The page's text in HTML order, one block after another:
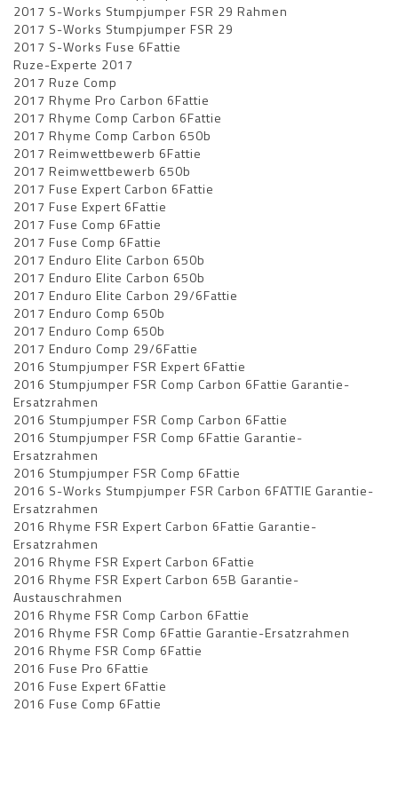
2017 S-Works Stumpjumper FSR 29 Rahmen
2017 S-Works Stumpjumper FSR 29
2017 S-Works Fuse 6Fattie
Ruze-Experte 2017
2017 Ruze Comp
2017 Rhyme Pro Carbon 6Fattie
2017 Rhyme Comp Carbon 6Fattie
2017 Rhyme Comp Carbon 650b
2017 Reimwettbewerb 6Fattie
2017 Reimwettbewerb 650b
2017 Fuse Expert Carbon 6Fattie
2017 Fuse Expert 6Fattie
2017 Fuse Comp 6Fattie
2017 Fuse Comp 6Fattie
2017 Enduro Elite Carbon 650b
2017 Enduro Elite Carbon 650b
2017 Enduro Elite Carbon 29/6Fattie
2017 Enduro Comp 650b
2017 Enduro Comp 650b
2017 Enduro Comp 29/6Fattie
2016 Stumpjumper FSR Expert 6Fattie
2016 Stumpjumper FSR Comp Carbon 6Fattie Garantie-
Ersatzrahmen
2016 Stumpjumper FSR Comp Carbon 6Fattie
2016 Stumpjumper FSR Comp 6Fattie Garantie-
Ersatzrahmen
2016 Stumpjumper FSR Comp 6Fattie
2016 S-Works Stumpjumper FSR Carbon 6FATTIE Garantie-
Ersatzrahmen
2016 Rhyme FSR Expert Carbon 6Fattie Garantie-
Ersatzrahmen
2016 Rhyme FSR Expert Carbon 6Fattie
2016 Rhyme FSR Expert Carbon 65B Garantie-
Austauschrahmen
2016 Rhyme FSR Comp Carbon 6Fattie
2016 Rhyme FSR Comp 6Fattie Garantie-Ersatzrahmen
2016 Rhyme FSR Comp 6Fattie
2016 Fuse Pro 6Fattie
2016 Fuse Expert 6Fattie
2016 Fuse Comp 6Fattie